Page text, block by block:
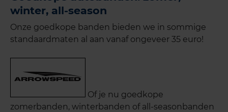
winter, all-season
Onze goedkope banden bieden we in sommige
standaardmaten al aan vanaf ongeveer 35 euro!
Of je nu goedkope
zomerbanden, winterbanden of all-seasonbanden